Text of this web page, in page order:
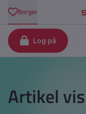
Artikel